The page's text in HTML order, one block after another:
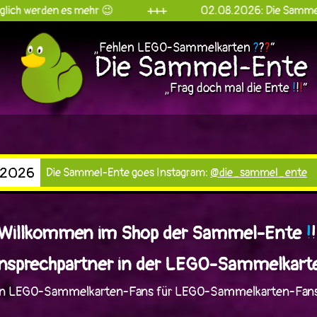
+++ 02.08.2026: Die Sammel-Ente goes Instagram!
„Fehlen LEGO-Sammelkarten ???“
Die Sammel-Ente
„Frag doch mal die Ente!!!“
Die Sammel-Ente goes Instagram: @die_sammel_ente
im Shop der Sammel-Ente !!
in der LEGO-
LEGO-Sammelkarten-Fans für LEGO-Sammelkarten-